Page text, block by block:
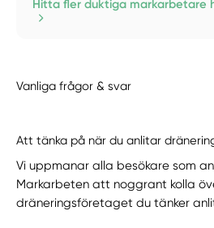
Hitta fler duktiga markarbetare
Vanliga frågor & svar
Att tänka på när du anlitar
Vi uppmanar alla besökare som
Markarbeten att noggrant kolla
dräneringsföretaget du tänker